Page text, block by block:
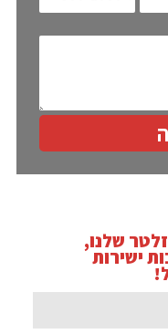
שלנו,
ישירות